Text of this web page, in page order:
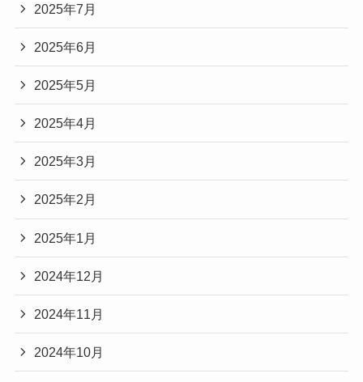
2025年7月
2025年6月
2025年5月
2025年4月
2025年3月
2025年2月
2025年1月
2024年12月
2024年11月
2024年10月